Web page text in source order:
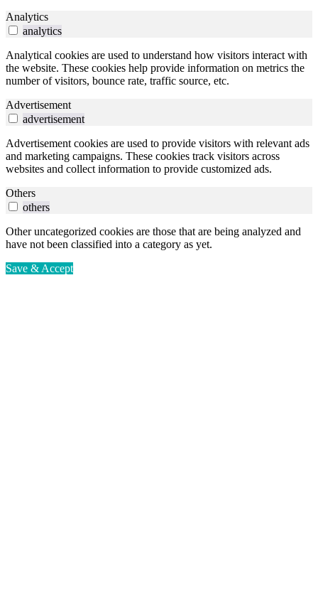
Analytics
analytics
Analytical cookies are used to understand how visitors interact with
the website. These cookies help provide information on metrics the
number of visitors, bounce rate, traffic source, etc.
Advertisement
advertisement
Advertisement cookies are used to provide visitors with relevant ads
and marketing campaigns. These cookies track visitors across
websites and collect information to provide customized ads.
Others
others
Other uncategorized cookies are those that are being analyzed and
have not been classified into a category as yet.
Save & Accept